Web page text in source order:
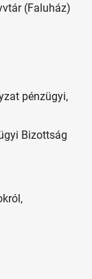
(Faluház)
pénzügyi,
Bizottság